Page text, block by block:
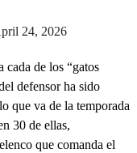
24, 2026
de los “gatos
defensor ha sido
que va de la temporada
30 de ellas,
que comanda el